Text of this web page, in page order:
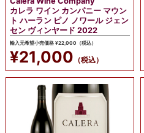
カレラ ワイン カンパニー マウン
ト ハーラン ピノ ノワール ジェン
セン ヴィンヤード 2022
輸入元希望小売価格 ¥22,000（税込）
¥21,000 （税込）